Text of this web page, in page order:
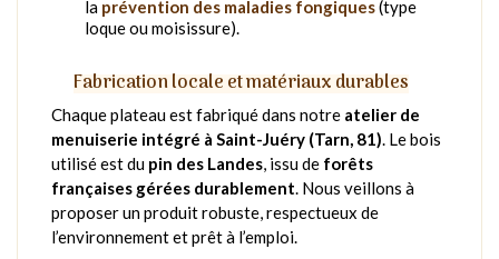
la prévention des maladies fongiques(type
loque ou moisissure).
Fabrication locale et matériaux durables
Chaque plateau est fabriqué dans notre atelier de
menuiserie intégré à Saint-Juéry (Tarn, 81). Le bois
utilisé est du pin des Landes, issu de forêts
françaises gérées durablement. Nous veillons à
proposer un produit robuste, respectueux de
l’environnement et prêt à l’emploi.